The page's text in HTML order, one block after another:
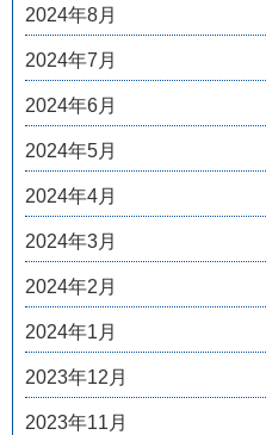
2024年8月
2024年7月
2024年6月
2024年5月
2024年4月
2024年3月
2024年2月
2024年1月
2023年12月
2023年11月